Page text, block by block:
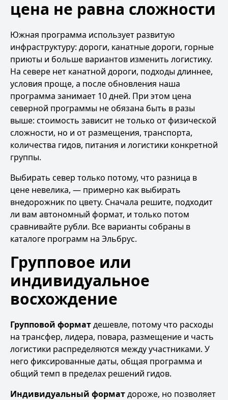
цена не равна сложности
Южная программа использует развитую
инфраструктуру: дороги, канатные дороги, горные
приюты и больше вариантов изменить логистику.
На севере нет канатной дороги, подходы длиннее,
условия проще, а после обновления наша
программа занимает 10 дней. При этом цена
северной программы не обязана быть в разы
выше: стоимость зависит не только от физической
сложности, но и от размещения, транспорта,
количества гидов, питания и логистики конкретной
группы.
Выбирать север только потому, что разница в
цене невелика, — примерно как выбирать
внедорожник по цвету. Сначала решите, подходит
ли вам автономный формат, и только потом
сравнивайте рубли. Все варианты собраны в
каталоге программ на Эльбрус.
Групповое или
индивидуальное
восхождение
Групповой форматдешевле, потому что расходы
на трансфер, лидера, повара, размещение и часть
логистики распределяются между участниками. У
него фиксированные даты, общая программа и
общий темп в пределах решений гидов.
Индивидуальный форматдороже, но позволяет